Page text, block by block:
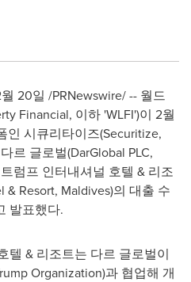
20일 /PRNewswire/ -- 월드
Financial, 이하 'WLFI')이 2월
인 시큐리타이즈(Securitize,
르 글로벌(DarGlobal PLC,
럼프 인터내셔널 호텔 & 리조
& Resort, Maldives)의 대출 수
발표했다.
텔 & 리조트는 다르 글로벌이
Organization)과 협업해 개